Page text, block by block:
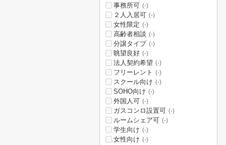
事務所可 (-)
２人入居可 (-)
女性限定 (-)
高齢者相談 (-)
分譲タイプ (-)
眺望良好 (-)
法人契約希望 (-)
フリーレント (-)
スクール向け (-)
SOHO向け (-)
外国人可 (-)
ガスコンロ設置可 (-)
ルームシェア可 (-)
学生向け (-)
女性向け (-)